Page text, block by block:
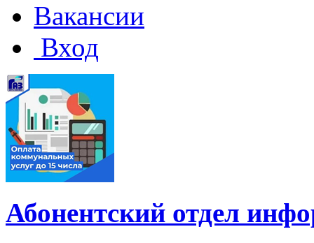
Вакансии
Вход
Абонентский отдел